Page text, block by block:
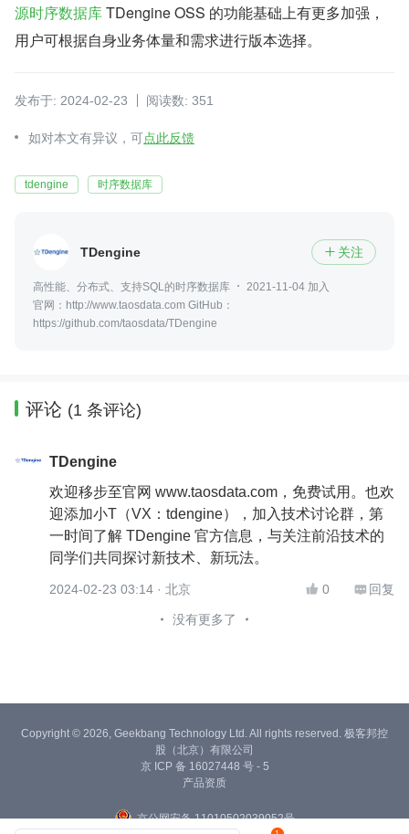
源时序数据库 TDengine OSS 的功能基础上有更多加强，
用户可根据自身业务体量和需求进行版本选择。
发布于: 2024-02-23 阅读数: 351
如对本文有异议，可点此反馈
tdengine 时序数据库
TDengine  关注
高性能、分布式、支持SQL的时序数据库
2021-11-04 加入
官网：http://www.taosdata.com GitHub：
https://github.com/taosdata/TDengine
评论 (1 条评论)
TDengine
欢迎移步至官网 www.taosdata.com，免费试用。也欢
迎添加小T（VX：tdengine），加入技术讨论群，第
一时间了解 TDengine 官方信息，与关注前沿技术的
同学们共同探讨新技术、新玩法。
2024-02-23 03:14 · 北京  0  回复
没有更多了
Copyright © 2026, Geekbang Technology Ltd. All rights reserved. 极客邦控
股（北京）有限公司
京 ICP 备 16027448 号 - 5
产品资质
京公网安备 11010502039052号